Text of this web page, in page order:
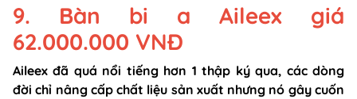
9. Bàn bi a Aileex giá
62.000.000 VNĐ
Aileex đã quá nổi tiếng hơn 1 thập ký qua, các dòng
đời chỉ nâng cấp chất liệu sản xuất nhưng nó gây cuốn